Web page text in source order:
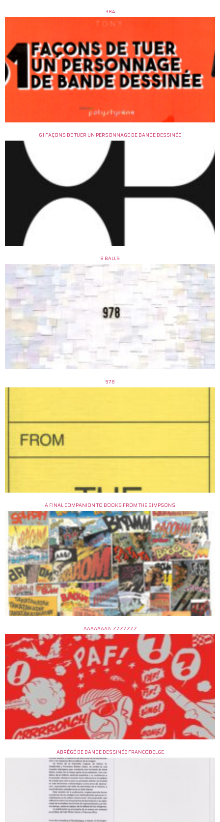
384
61 FAÇONS DE TUER UN PERSONNAGE DE BANDE DESSINÉE
8 BALLS
978
A FINAL COMPANION TO BOOKS FROM THE SIMPSONS
AAAAAAAA-ZZZZZZZ
ABRÉGÉ DE BANDE DESSINÉE FRANCOBELGE